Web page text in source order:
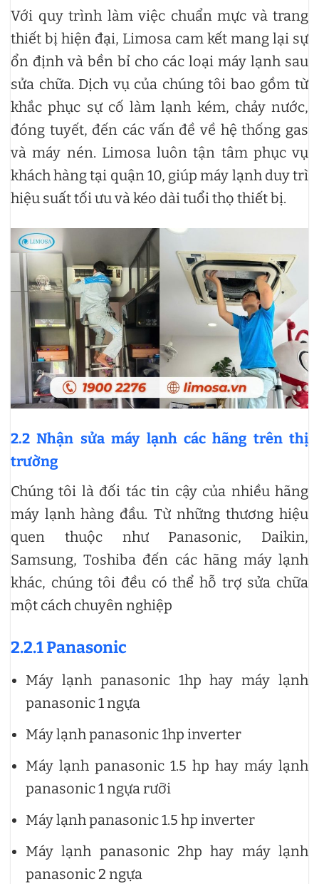
Với quy trình làm việc chuẩn mực và trang
thiết bị hiện đại, Limosa cam kết mang lại sự
ổn định và bền bỉ cho các loại máy lạnh sau
sửa chữa. Dịch vụ của chúng tôi bao gồm từ
khắc phục sự cố làm lạnh kém, chảy nước,
đóng tuyết, đến các vấn đề về hệ thống gas
và máy nén. Limosa luôn tận tâm phục vụ
khách hàng tại quận 10, giúp máy lạnh duy trì
hiệu suất tối ưu và kéo dài tuổi thọ thiết bị.
2.2 Nhận sửa máy lạnh các hãng trên thị
trường
Chúng tôi là đối tác tin cậy của nhiều hãng
máy lạnh hàng đầu. Từ những thương hiệu
quen thuộc như Panasonic, Daikin,
Samsung, Toshiba đến các hãng máy lạnh
khác, chúng tôi đều có thể hỗ trợ sửa chữa
một cách chuyên nghiệp
2.2.1 Panasonic
Máy lạnh panasonic 1hp hay máy lạnh
panasonic 1 ngựa
Máy lạnh panasonic 1hp inverter
Máy lạnh panasonic 1.5 hp hay máy lạnh
panasonic 1 ngựa rưỡi
Máy lạnh panasonic 1.5 hp inverter
Máy lạnh panasonic 2hp hay máy lạnh
panasonic 2 ngựa